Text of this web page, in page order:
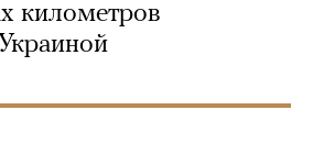
километров